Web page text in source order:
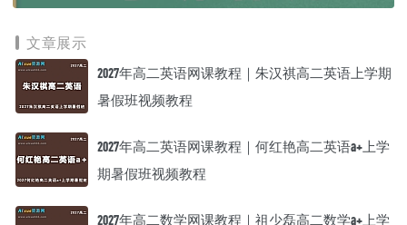
│ │ ├─ 08.第八节 偏执型人格.mp4
│ │ └─ 10.第十节 影片讨论《触不可及》.mp4
│ └─ 06.第六课 价值观、团队动力、自我察觉
│ ├─ 01.价值观的契合.mp4
│ ├─ 02.第二节 人格组织的改变.mp4
│ ├─ 03.第三节 团体劳动模型.mp4
│ └─ 05.第五节 自恋的爱与客体的爱.mp4
├─ 02.编剧心理课（二）
│ ├─ 01.第一课 性格与性格分析
│ │ ├─ 02.第二节《纸牌屋》Frank的个案分析.mp4
文章展示
2027年高二英语网课教程｜朱汉祺高二英语上学期
暑假班视频教程
2027年高二英语网课教程｜何红艳高二英语a+上学
期暑假班视频教程
2027年高二数学网课教程｜祖少磊高二数学a+上学